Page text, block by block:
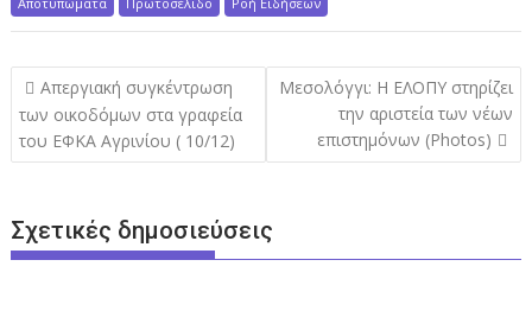
Π
λ
ο
η
Aπεργιακή συγκέντρωση
των οικοδόμων στα γραφεία
του ΕΦΚΑ Αγρινίου ( 10/12)
Μεσολόγγι: Η ΕΛΟΠΥ στηρίζει
την αριστεία των νέων
επιστημόνων (Photos)
Σχετικές δημοσιεύσεις